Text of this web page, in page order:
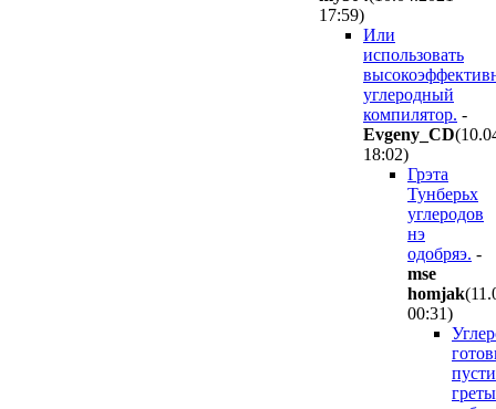
17:59)
Или
использовать
углеродный
компилятор. -
Evgeny_CD
18:02)
Грэта
Тунберьх
углеродов
нэ
одобряэ. -
mse
homjak
00:31)